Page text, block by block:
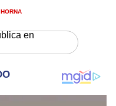
en